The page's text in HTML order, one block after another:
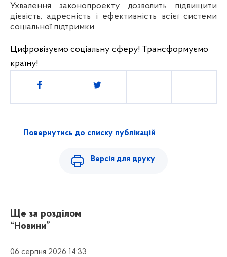
Ухвалення законопроекту дозволить підвищити
дієвість, адресність і ефективність всієї системи
соціальної підтримки.
Цифровізуємо соціальну сферу! Трансформуємо
країну!
Поділитись
Повернутись до списку публікацій
Версія для друку
Ще за розділом
“Новини”
06 серпня 2026 14:33